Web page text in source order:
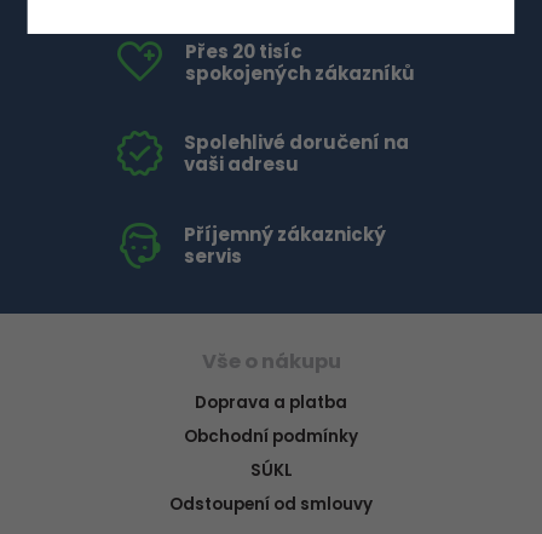
Přes 20 tisíc
spokojených zákazníků
Spolehlivé doručení na
vaši adresu
Příjemný zákaznický
servis
Vše o nákupu
Doprava a platba
Obchodní podmínky
SÚKL
Odstoupení od smlouvy